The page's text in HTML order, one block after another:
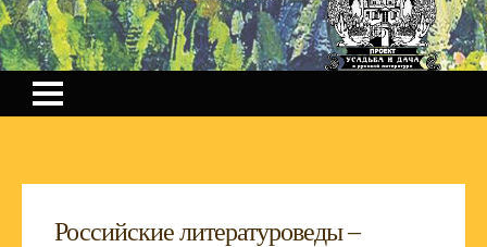
Российские литературоведы –